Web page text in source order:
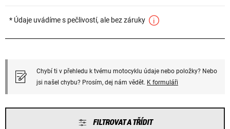
* Údaje uvádíme s pečlivostí, ale bez záruky
Chybí ti v přehledu k tvému motocyklu údaje nebo položky? Nebo
jsi našel chybu? Prosím, dej nám vědět. K formuláři
FILTROVAT A TŘÍDIT